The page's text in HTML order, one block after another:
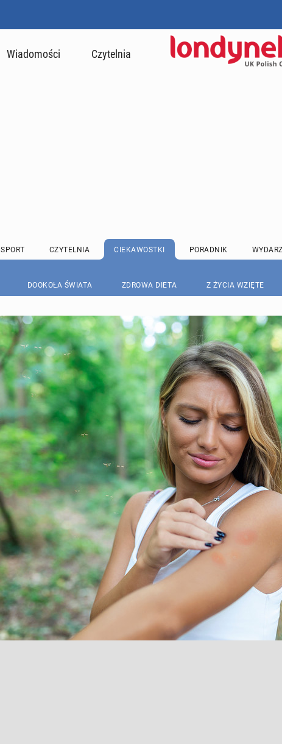
Wiadomości Czytelnia
SPORT CZYTELNIA CIEKAWOSTKI PORADNIK
DOOKOŁA ŚWIATA ZDROWA DIETA Z ŻYCIA WZIĘTE